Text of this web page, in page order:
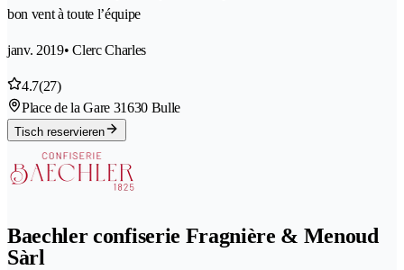
bon vent à toute l’équipe
janv. 2019• Clerc Charles
4.7(27)
Place de la Gare 31630 Bulle
Tisch reservieren
Baechler confiserie Fragnière & Menoud
Sàrl